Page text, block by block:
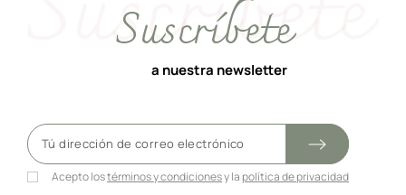
Suscríbete
a nuestra newsletter
Acepto lostérminos y condicionesy la política de privacidad